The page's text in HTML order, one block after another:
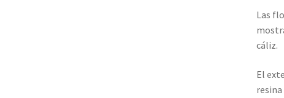
Las
cáliz.
El